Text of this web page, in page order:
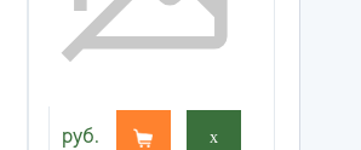
руб. x